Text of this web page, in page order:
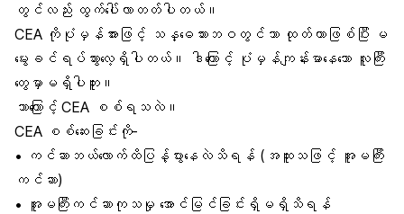
တွင်လည်း ထွက်ပေါ်လာတတ်ပါတယ်။
CEA ကိုပုံမှန်အားဖြင့် သန္ဓေသားဘဝတွင်သာ ထုတ်တာဖြစ်ပြီး မ
မွေးခင်ရပ်သွားလေ့ရှိပါတယ်။ ဒါကြောင့် ပုံမှန်ကျန်းမာနေသော လူကြီး
တွေမှာမရှိပါဘူး။
ဘာကြောင့် CEA စစ်ရသလဲ။
CEA စစ်ဆေးခြင်းကို-
• ကင်ဆာဘယ်လောက်ထိပြန့်ပွားနေလဲသိရန် (အထူးသဖြင့် အူမကြီး
ကင်ဆာ)
• အူမကြီးကင်ဆာကုသမှု အောင်မြင်ခြင်းရှိမရှိသိရန်